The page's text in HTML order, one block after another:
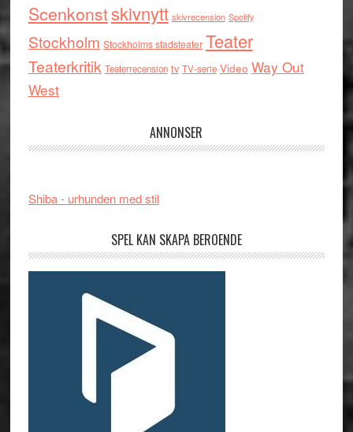
Scenkonstskivnytt skivrecension Spotify
Stockholm Stockholms stadsteater Teater
Teaterkritik Teaterrecension tv TV-serie Video Way Out
West
ANNONSER
Shiba - urhunden med stil
SPEL KAN SKAPA BEROENDE